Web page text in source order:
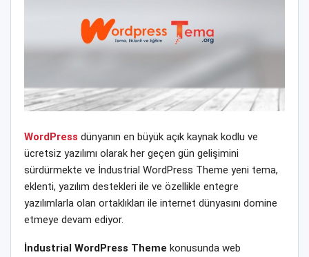
WordPress dünyanın en büyük açık kaynak kodlu ve
ücretsiz yazılımı olarak her geçen gün gelişimini
sürdürmekte ve İndustrial WordPress Theme yeni tema,
eklenti, yazılım destekleri ile ve özellikle entegre
yazılımlarla olan ortaklıkları ile internet dünyasını domine
etmeye devam ediyor.
İndustrial WordPress Theme konusunda web